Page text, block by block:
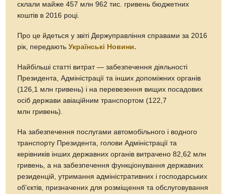
склали майже 457 млн 962 тис. гривень бюджетних
коштів в 2016 році.
Про це йдеться у звіті Держуправління справами за 2016
рік, передаютьУкраїнські Новини.
Найбільші статті витрат — забезпечення діяльності
Президента, Адміністрації та інших допоміжних органів
(126,1 млн гривень) і на перевезення вищих посадових
осіб держави авіаційним транспортом (122,7
млн гривень).
На забезпечення послугами автомобільного і водного
транспорту Президента, голови Адміністрації та
керівників інших державних органів витрачено 82,62 млн
гривень, а на забезпечення функціонування державних
резиденцій, утримання адміністративних і господарських
об'єктів, призначених для розміщення та обслуговування